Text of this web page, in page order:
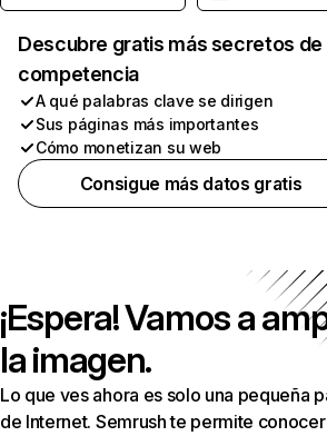
Descubre gratis más secretos de
competencia
A qué palabras clave se dirigen
Sus páginas más importantes
Cómo monetizan su web
Consigue más datos gratis
¡Espera! Vamos a
la imagen.
Lo que ves ahora es solo una pequeña
de Internet. Semrush te permite